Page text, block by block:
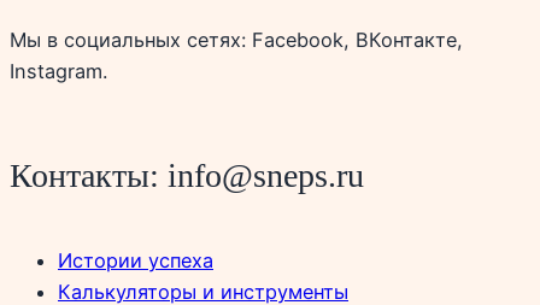
Мы в социальных сетях: Facebook, ВКонтакте,
Instagram.
Контакты: info@sneps.ru
Истории успеха
Калькуляторы и инструменты